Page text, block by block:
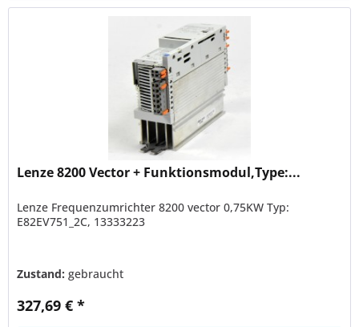
Lenze 8200 Vector + Funktionsmodul,Type:...
Lenze Frequenzumrichter 8200 vector 0,75KW Typ:
E82EV751_2C, 13333223
Zustand:gebraucht
327,69 € *